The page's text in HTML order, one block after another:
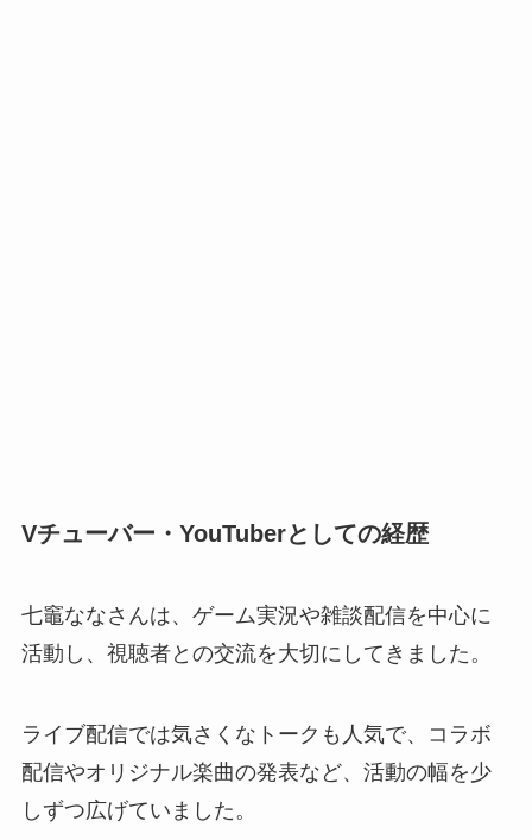
Vチューバー・YouTuberとしての経歴
七竈ななさんは、ゲーム実況や雑談配信を中心に
活動し、視聴者との交流を大切にしてきました。
ライブ配信では気さくなトークも人気で、コラボ
配信やオリジナル楽曲の発表など、活動の幅を少
しずつ広げていました。